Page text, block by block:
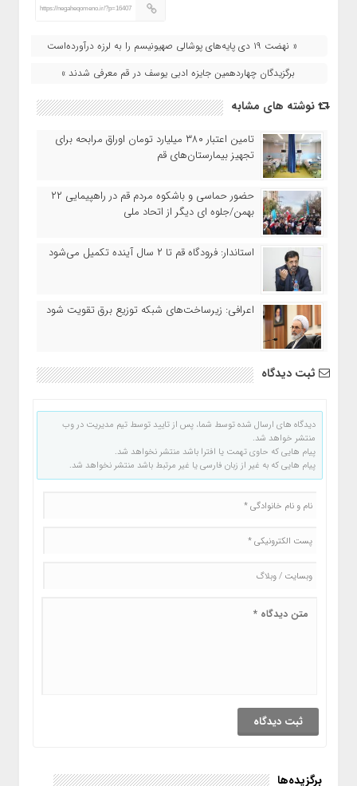
https://negaheqomeno.ir/?p=16407
« نهضت ۱۹ دی پایه‌های پوشالی صهیونیسم را به لرزه درآورده‌است
برگزیدگان چهاردهمین جایزه ادبی یوسف در قم معرفی شدند »
نوشته های مشابه
تامین اعتبار ۳۸۰ میلیارد تومان اوراق مرابحه برای
تجهیز بیمارستان‌های قم
حضور حماسی و باشکوه مردم قم در راهپیمایی ۲۲
بهمن/جلوه ای دیگر از اتحاد ملی
استاندار: فرودگاه قم تا ۲ سال آینده تکمیل می‌شود
اعرافی: زیرساخت‌های شبکه توزیع برق تقویت شود
ثبت دیدگاه
دیدگاه های ارسال شده توسط شما، پس از تایید توسط تیم مدیریت در وب
منتشر خواهد شد.
پیام هایی که حاوی تهمت یا افترا باشد منتشر نخواهد شد.
پیام هایی که به غیر از زبان فارسی یا غیر مرتبط باشد منتشر نخواهد شد.
برگزیده‌ها